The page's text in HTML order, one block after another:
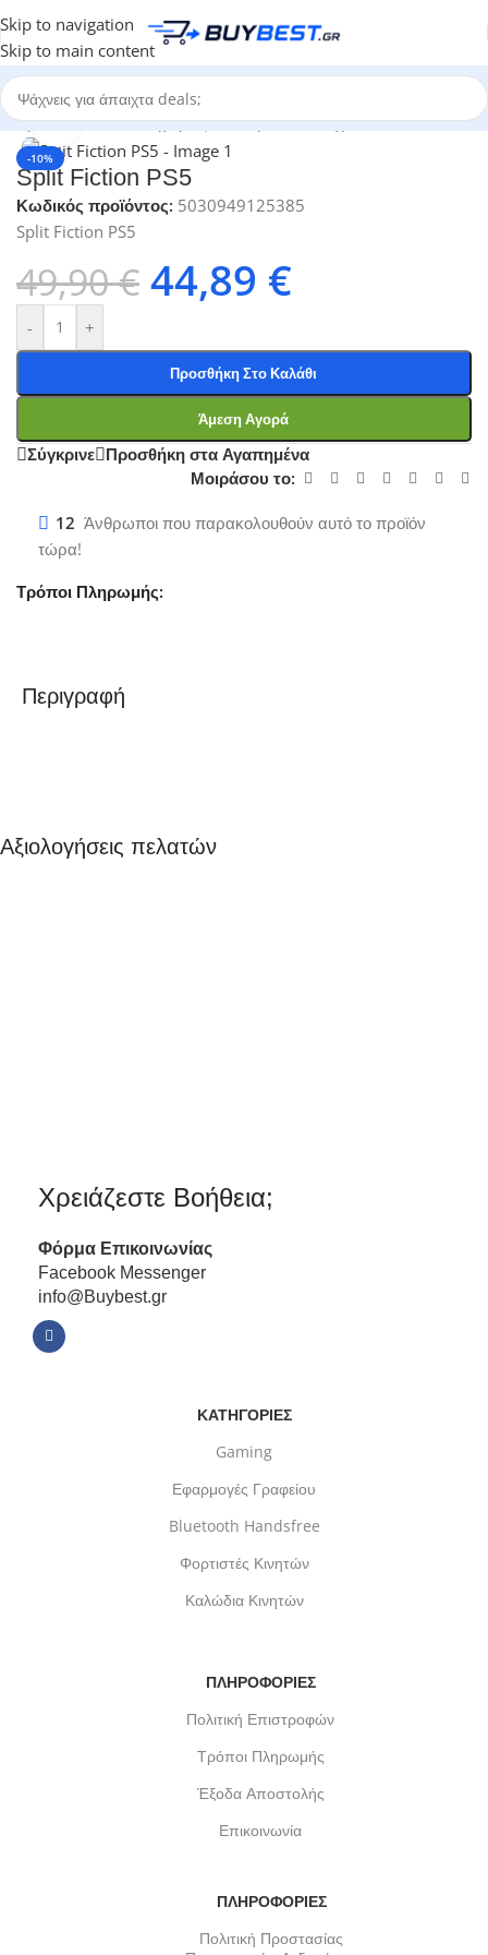
Skip to navigation
Skip to main content
Αρχική σελίδα/Κατηγορίες/Ηλεκτρονικά Παιχνίδια/PS5 Games
-10%
Click to enlarge
Split Fiction PS5
Κωδικός προϊόντος: 5030949125385
Split Fiction PS5
49,90€ 44,89 €
- +
Προσθήκη Στο Καλάθι
Άμεση Αγορά
Σύγκρινε Προσθήκη στα Αγαπημένα
Μοιράσου το:
12 Άνθρωποι που παρακολουθούν αυτό το προϊόν
τώρα!
Τρόποι Πληρωμής:
Περιγραφή
Αξιολογήσεις πελατών
Χρειάζεστε Βοήθεια;
Φόρμα Επικοινωνίας
Facebook Messenger
info@Buybest.gr
ΚΑΤΗΓΟΡΙΕΣ
Gaming
Εφαρμογές Γραφείου
Bluetooth Handsfree
Φορτιστές Κινητών
Καλώδια Κινητών
ΠΛΗΡΟΦΟΡΙΕΣ
Πολιτική Επιστροφών
Τρόποι Πληρωμής
Έξοδα Αποστολής
Επικοινωνία
ΠΛΗΡΟΦΟΡΙΕΣ
Πολιτική Προστασίας